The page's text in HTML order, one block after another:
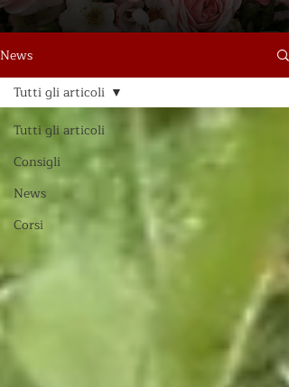
News
Tutti gli articoli
Consigli
News
Corsi
Tutti gli articoli